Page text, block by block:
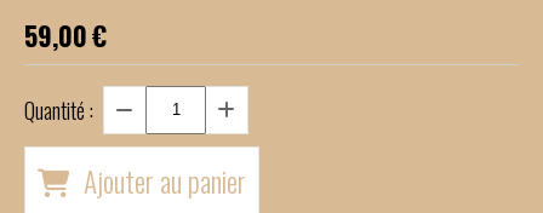
59,00€
Quantité :
Ajouter au panier